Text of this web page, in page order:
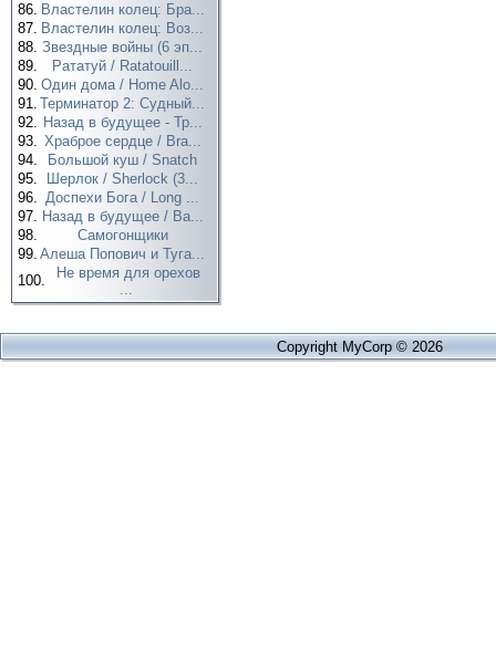
86. Властелин колец: Бра...
87. Властелин колец: Воз...
88. Звездные войны (6 эп...
89.
Рататуй / Ratatouill...
90. Один дома / Home Alo...
91. Терминатор 2: Судный...
92. Назад в будущее - Тр...
93. Храброе сердце / Bra...
94.
Большой куш / Snatch
95.
Шерлок / Sherlock (3...
96. Доспехи Бога / Long ...
97. Назад в будущее / Ba...
98.
Самогонщики
99. Алеша Попович и Туга...
100.
Не время для орехов
...
Copyright MyCorp © 2026